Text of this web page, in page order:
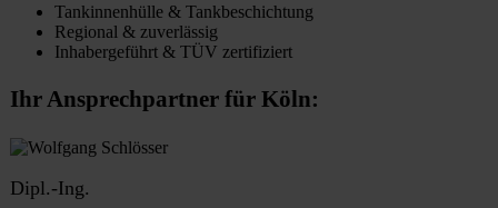
Tankinnenhülle & Tankbeschichtung
Regional & zuverlässig
Inhabergeführt & TÜV zertifiziert
Ihr Ansprechpartner für Köln:
Dipl.-Ing.